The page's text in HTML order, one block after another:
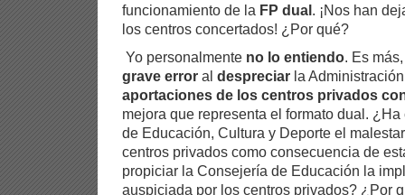
funcionamiento de la FP dual. ¡Nos han
los centros concertados! ¿Por qué?
Yo personalmente no lo entiendo. Es
grave error al despreciar la
aportaciones de los centros privados
mejora que representa el formato dual.
de Educación, Cultura y Deporte el
centros privados como consecuencia de
propiciar la Consejería de Educación la
auspiciada por los centros privados? ¿Por